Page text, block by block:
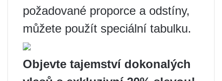
požadované proporce a odstíny,
můžete použít speciální tabulku.
Objevte tajemství dokonalých